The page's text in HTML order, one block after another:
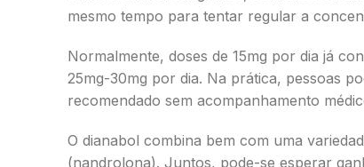
mesmo tempo para tentar regular a
Normalmente, doses de 15mg por dia já
25mg-30mg por dia. Na prática, pessoas
recomendado sem acompanhamento
O dianabol combina bem com uma
(nandrolona). Juntos, pode-se esperar